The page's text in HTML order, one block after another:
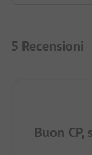
5 Recensioni
Buon